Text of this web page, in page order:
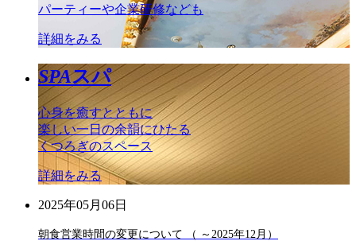
パーティーや企業研修なども
詳細をみる
SPAスパ
心身を癒すとともに
楽しい一日の余韻にひたる
くつろぎのスペース
詳細をみる
2025年05月06日
朝食営業時間の変更について （ ～2025年12月）